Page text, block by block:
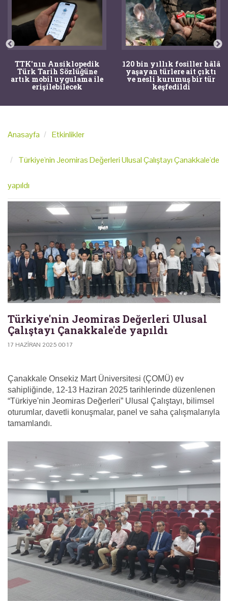
TTK'nın Ansiklopedik
Türk Tarih Sözlüğüne
artık mobil uygulama ile
erişilebilecek
120 bin yıllık fosiller hâlâ
yaşayan türlere ait çıktı
ve nesli kurumuş bir tür
keşfedildi
Anasayfa Etkinlikler
Türkiye'nin Jeomiras Değerleri Ulusal Çalıştayı Çanakkale'de
yapıldı
Türkiye'nin Jeomiras Değerleri Ulusal
Çalıştayı Çanakkale'de yapıldı
17 HAZIRAN 2025 00:17
Çanakkale Onsekiz Mart Üniversitesi (ÇOMÜ) ev
sahipliğinde, 12-13 Haziran 2025 tarihlerinde düzenlenen
“Türkiye'nin Jeomiras Değerleri” Ulusal Çalıştayı, bilimsel
oturumlar, davetli konuşmalar, panel ve saha çalışmalarıyla
tamamlandı.